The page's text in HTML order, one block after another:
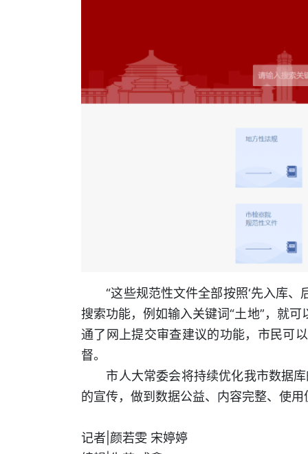
“这些规范性文件全部按照‘先入库、
搜索功能，例如输入关键词“土地”，就
通了网上提交审查建议的功能，市民可
督。
市人大常委会将持续优化我市数据库
的宣传，做到数据公益、内容完整、使
记者|颜若雯 宋婷婷